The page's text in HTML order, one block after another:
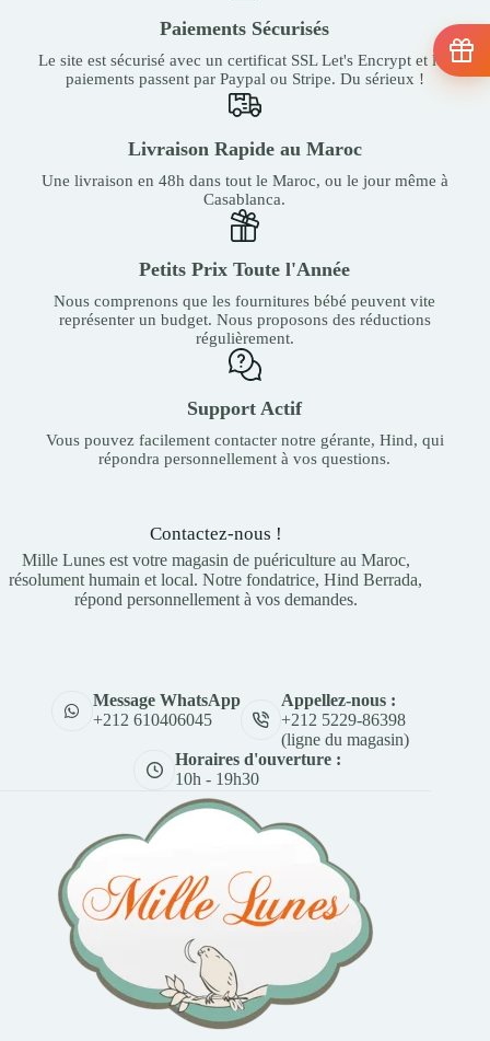
Paiements Sécurisés
Le site est sécurisé avec un certificat SSL Let's Encrypt et les
paiements passent par Paypal ou Stripe. Du sérieux !
Livraison Rapide au Maroc
Une livraison en 48h dans tout le Maroc, ou le jour même à
Casablanca.
Petits Prix Toute l'Année
Nous comprenons que les fournitures bébé peuvent vite
représenter un budget. Nous proposons des réductions
régulièrement.
Support Actif
Vous pouvez facilement contacter notre gérante, Hind, qui
répondra personnellement à vos questions.
Contactez-nous !
Mille Lunes est votre magasin de puériculture au Maroc,
résolument humain et local. Notre fondatrice, Hind Berrada,
répond personnellement à vos demandes.
Message WhatsApp
+212 610406045
Appellez-nous :
+212 5229-86398
(ligne du magasin)
Horaires d'ouverture :
10h - 19h30